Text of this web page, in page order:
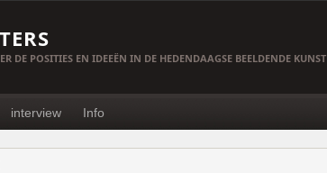
DE POSITIES EN IDEEËN IN DE HEDENDAAGSE BEELDENDE KUNST
interview Info